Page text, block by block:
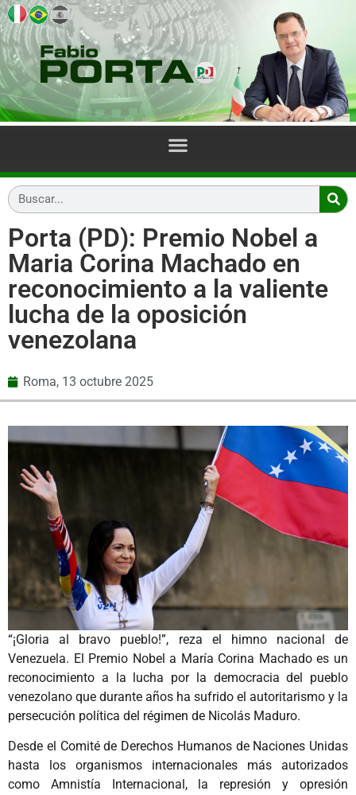
Porta (PD): Premio Nobel a
Maria Corina Machado en
reconocimiento a la valiente
lucha de la oposición
venezolana
Roma, 13 octubre 2025
“¡Gloria al bravo pueblo!”, reza el himno nacional de
Venezuela. El Premio Nobel a María Corina Machado es un
reconocimiento a la lucha por la democracia del pueblo
venezolano que durante años ha sufrido el autoritarismo y la
persecución política del régimen de Nicolás Maduro.
Desde el Comité de Derechos Humanos de Naciones Unidas
hasta los organismos internacionales más autorizados
como Amnistía Internacional, la represión y opresión